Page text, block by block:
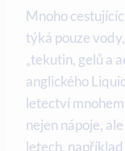
Mnoho
týká pouze
„tekutin, gelů a
anglického
letectví
nejen nápoje,
letech,